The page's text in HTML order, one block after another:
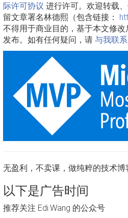
际许可协议 进行许可。欢迎转载
留文章署名林德熙（包含链接：
不得用于商业目的，基于本文修
发布。如有任何疑问，请 与我联系
无盈利，不卖课，做纯粹的技术博
以下是广告时间
推荐关注 Edi.Wang 的公众号